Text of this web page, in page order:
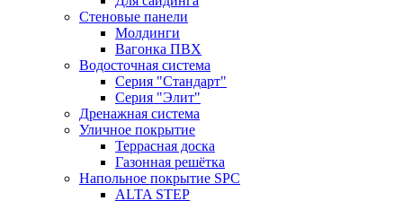
Стеновые панели
Молдинги
Вагонка ПВХ
Водосточная система
Серия "Стандарт"
Серия "Элит"
Дренажная система
Уличное покрытие
Террасная доска
Газонная решётка
Напольное покрытие SPC
ALTA STEP